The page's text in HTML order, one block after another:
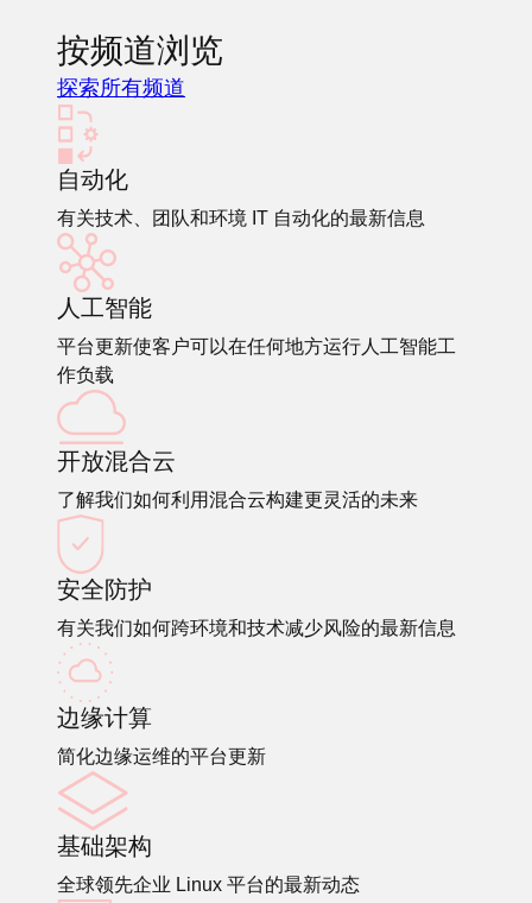
按频道浏览
探索所有频道
自动化
有关技术、团队和环境 IT 自动化的最新信息
人工智能
平台更新使客户可以在任何地方运行人工智能工
作负载
开放混合云
了解我们如何利用混合云构建更灵活的未来
安全防护
有关我们如何跨环境和技术减少风险的最新信息
边缘计算
简化边缘运维的平台更新
基础架构
全球领先企业 Linux 平台的最新动态